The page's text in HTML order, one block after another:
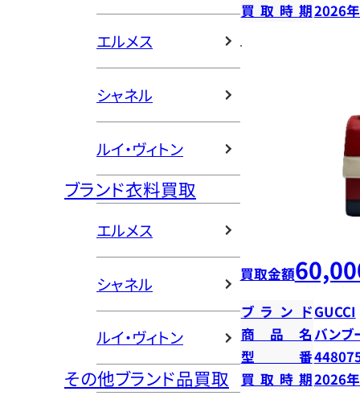
エルメス
シャネル
ルイ・ヴィトン
ブランド衣料買取
エルメス
シャネル
ルイ・ヴィトン
その他ブランド品買取
買取時期2026
買取金額
ブランドGUCCI
商品名バンブ
型番
買取時期2026